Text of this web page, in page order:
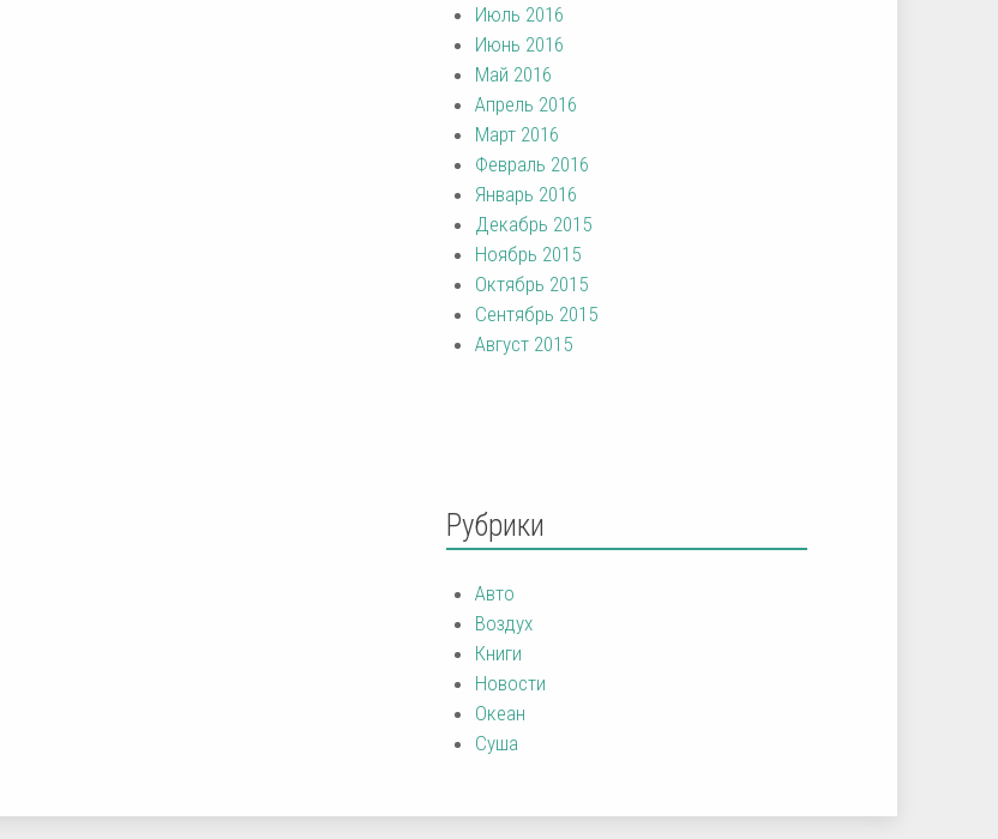
Июль 2016
Июнь 2016
Май 2016
Апрель 2016
Март 2016
Февраль 2016
Январь 2016
Декабрь 2015
Ноябрь 2015
Октябрь 2015
Сентябрь 2015
Август 2015
Рубрики
Авто
Воздух
Книги
Новости
Океан
Суша